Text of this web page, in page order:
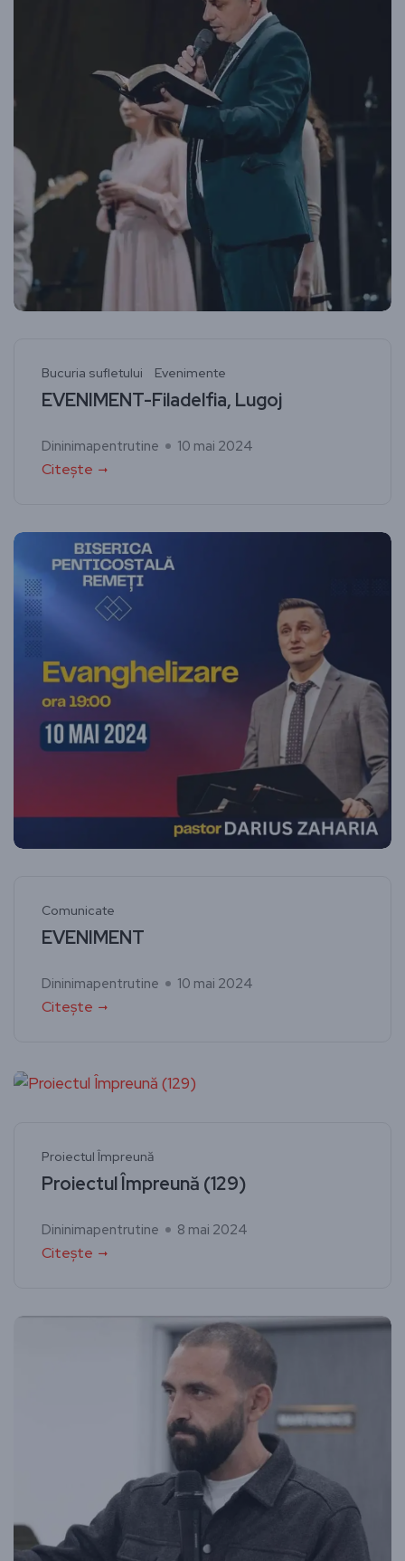
Bucuria sufletului Evenimente
EVENIMENT-Filadelfia, Lugoj
Dininimapentrutine 10 mai 2024
Citește
Comunicate
EVENIMENT
Dininimapentrutine 10 mai 2024
Citește
Proiectul Împreună
Proiectul Împreună (129)
Dininimapentrutine 8 mai 2024
Citește